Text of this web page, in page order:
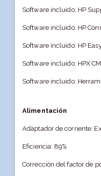
Software incluido: HP
Software incluido: HP
Software incluido: HP
Software incluido: HPX
Software incluido:
Alimentación
Adaptador de corriente:
Eficiencia: 89%
Corrección del factor de